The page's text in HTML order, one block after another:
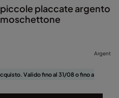
placcate argento
moschettone
Argent
Valido fino al 31/08 o fino a